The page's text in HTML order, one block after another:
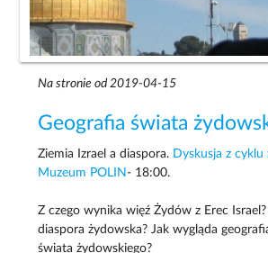
Na stronie od 2019-04-15
Geografia świata
Ziemia Izrael a diaspora. Dyskusja z cyklu
Muzeum POLIN - 18:00.
Z czego wynika więź Żydów z Erec
diaspora żydowska? Jak wygląda
świata żydowskiego?